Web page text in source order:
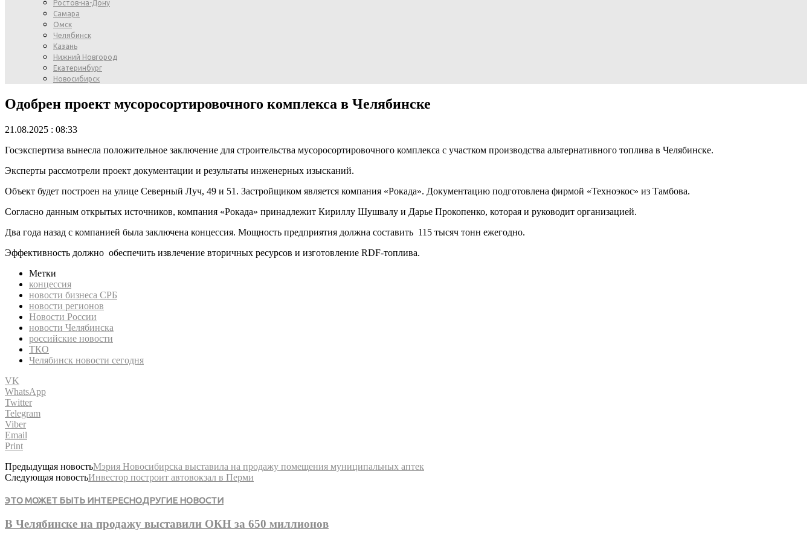
Ростов-на-Дону
Самара
Омск
Челябинск
Казань
Нижний Новгород
Екатеринбург
Новосибирск
Одобрен проект мусоросортировочного комплекса в Челябинске
21.08.2025 : 08:33
Госэкспертиза вынесла положительное заключение для строительства мусоросортировочного комплекса с участком производства альтернативного топлива в Челябинске.
Эксперты рассмотрели проект документации и результаты инженерных изысканий.
Объект будет построен на улице Северный Луч, 49 и 51. Застройщиком является компания «Рокада». Документацию подготовлена фирмой «Техноэкос» из Тамбова.
Согласно данным открытых источников, компания «Рокада» принадлежит Кириллу Шушвалу и Дарье Прокопенко, которая и руководит организацией.
Два года назад с компанией была заключена концессия. Мощность предприятия должна составить 115 тысяч тонн ежегодно.
Эффективность должно обеспечить извлечение вторичных ресурсов и изготовление RDF-топлива.
Метки
концессия
новости бизнеса СРБ
новости регионов
Новости России
новости Челябинска
российские новости
ТКО
Челябинск новости сегодня
VK
WhatsApp
Twitter
Telegram
Viber
Email
Print
Предыдущая новостьМэрия Новосибирска выставила на продажу помещения муниципальных аптек
Следующая новостьИнвестор построит автовокзал в Перми
ЭТО МОЖЕТ БЫТЬ ИНТЕРЕСНОДРУГИЕ НОВОСТИ
В Челябинске на продажу выставили ОКН за 650 миллионов